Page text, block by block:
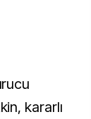
kararlı